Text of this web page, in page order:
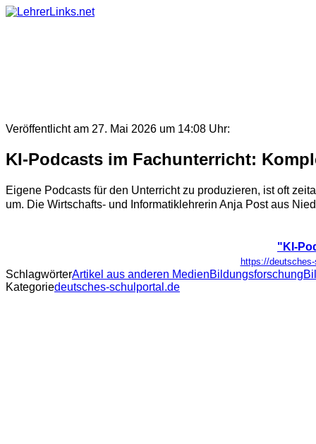
Skip
Veröffentlicht am 27. Mai 2026 um 14:08 Uhr:
KI-Podcasts im Fachunterricht:
Eigene Podcasts für den Unterricht zu produzieren, ist oft
um. Die Wirtschafts- und Informatiklehrerin Anja Post aus
"KI-
https://
SchlagwörterArtikel aus anderen MedienBildungsforschung
Kategoriedeutsches-schulportal.de